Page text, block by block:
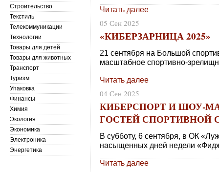
Читать далее
05 Сен 2025
«КИБЕРЗАРНИЦА 2025»
21 сентября на Большой
масштабное спортивно-
Читать далее
04 Сен 2025
КИБЕРСПОРТ И ШОУ-
ГОСТЕЙ СПОРТИВНОЙ
В субботу, 6 сентября, в ОК
насыщенных дней недели
Читать далее
Строительство
Текстиль
Телекоммуникации
Технологии
Товары для детей
Товары для животных
Транспорт
Туризм
Упаковка
Финансы
Химия
Экология
Экономика
Электроника
Энергетика